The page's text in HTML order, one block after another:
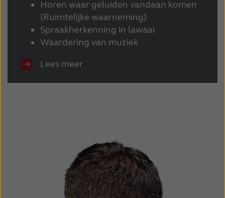
Horen waar geluiden vandaan komen
(Ruimtelijke waarneming)
Spraakherkenning in lawaai
Waardering van muziek
Lees meer